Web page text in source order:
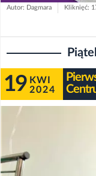
Autor: Dagmara Kliknięć:
19 KWI
2024